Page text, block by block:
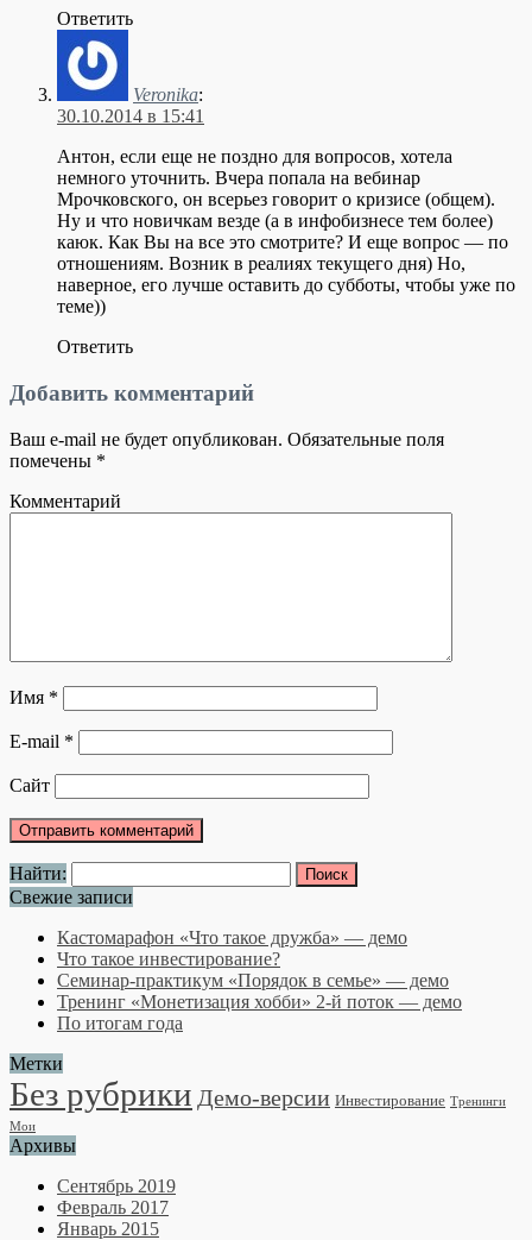
Ответить
Veronika:
30.10.2014 в 15:41
Антон, если еще не поздно для вопросов, хотела
немного уточнить. Вчера попала на вебинар
Мрочковского, он всерьез говорит о кризисе (общем).
Ну и что новичкам везде (а в инфобизнесе тем более)
каюк. Как Вы на все это смотрите? И еще вопрос — по
отношениям. Возник в реалиях текущего дня) Но,
наверное, его лучше оставить до субботы, чтобы уже по
теме))
Ответить
Добавить комментарий
Ваш e-mail не будет опубликован. Обязательные поля
помечены *
Комментарий
Имя *
E-mail *
Сайт
Найти:
Свежие записи
Кастомарафон «Что такое дружба» — демо
Что такое инвестирование?
Семинар-практикум «Порядок в семье» — демо
Тренинг «Монетизация хобби» 2-й поток — демо
По итогам года
Метки
Без рубрики Демо-версии Инвестирование Тренинги
Мои
Архивы
Сентябрь 2019
Февраль 2017
Январь 2015